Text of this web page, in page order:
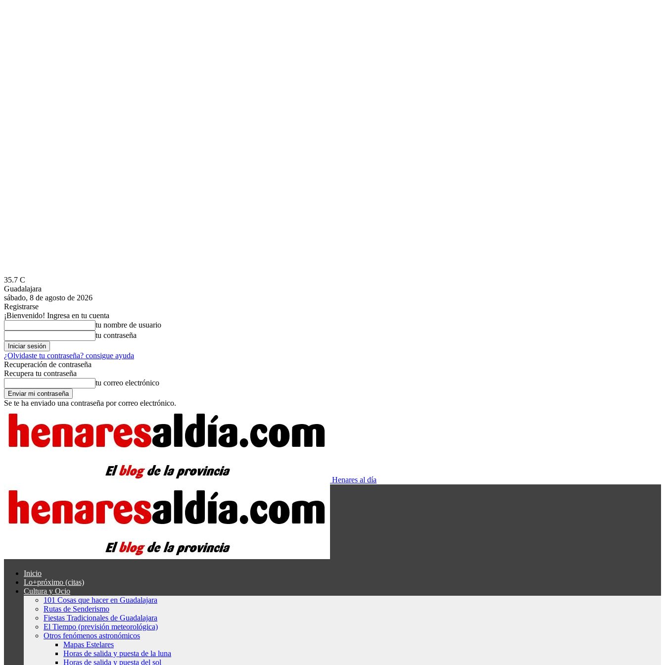
35.7 C
Guadalajara
sábado, 8 de agosto de 2026
Registrarse
¡Bienvenido! Ingresa en tu cuenta
tu nombre de usuario
tu contraseña
¿Olvidaste tu contraseña? consigue ayuda
Recuperación de contraseña
Recupera tu contraseña
tu correo electrónico
Se te ha enviado una contraseña por correo electrónico.
Henares al día
Inicio
Lo+próximo (citas)
Cultura y Ocio
101 Cosas que hacer en Guadalajara
Rutas de Senderismo
Fiestas Tradicionales de Guadalajara
El Tiempo (previsión meteorológica)
Otros fenómenos astronómicos
Mapas Estelares
Horas de salida y puesta de la luna
Horas de salida y puesta del sol